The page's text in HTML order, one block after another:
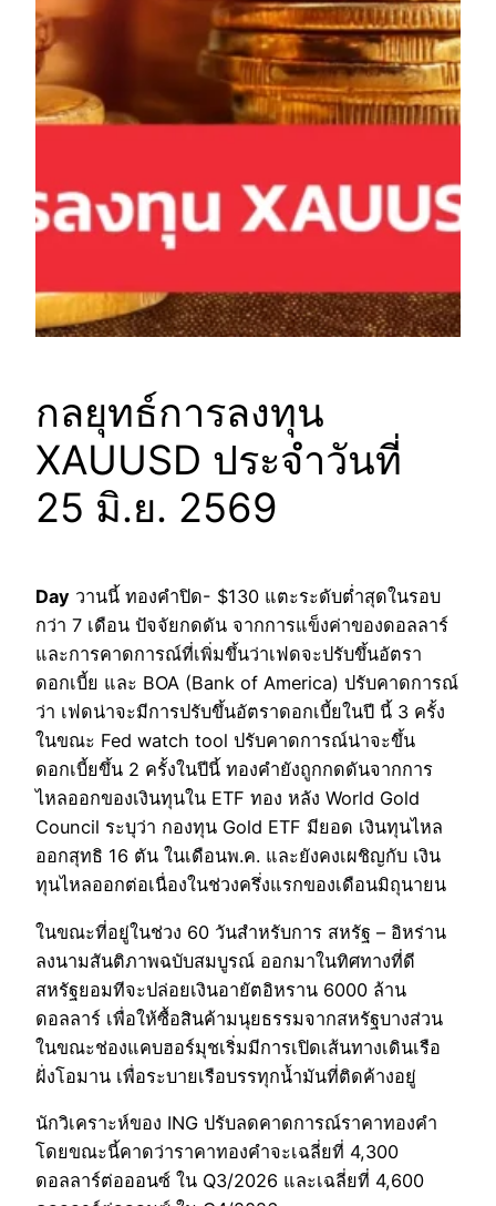
กลยุทธ์การลงทุน
XAUUSD ประจำวันที่
25 มิ.ย. 2569
Day วานนี้ ทองคำปิด- $130 แตะระดับต่ำสุดในรอบ
กว่า 7 เดือน ปัจจัยกดดัน จากการแข็งค่าของดอลลาร์
และการคาดการณ์ที่เพิ่มขึ้นว่าเฟดจะปรับขึ้นอัตรา
ดอกเบี้ย และ BOA (Bank of America) ปรับคาดการณ์
ว่า เฟดน่าจะมีการปรับขึ้นอัตราดอกเบี้ยในปี นี้ 3 ครั้ง
ในขณะ Fed watch tool ปรับคาดการณ์น่าจะขึ้น
ดอกเบี้ยขึ้น 2 ครั้งในปีนี้ ทองคำยังถูกกดดันจากการ
ไหลออกของเงินทุนใน ETF ทอง หลัง World Gold
Council ระบุว่า กองทุน Gold ETF มียอด เงินทุนไหล
ออกสุทธิ 16 ตัน ในเดือนพ.ค. และยังคงเผชิญกับ เงิน
ทุนไหลออกต่อเนื่องในช่วงครึ่งแรกของเดือนมิถุนายน
ในขณะที่อยู่ในช่วง 60 วันสำหรับการ สหรัฐ – อิหร่าน
ลงนามสันติภาพฉบับสมบูรณ์ ออกมาในทิศทางที่ดี
สหรัฐยอมทีจะปล่อยเงินอายัตอิหราน 6000 ล้าน
ดอลลาร์ เพื่อให้ซื้อสินค้ามนุยธรรมจากสหรัฐบางส่วน
ในขณะช่องแคบฮอร์มุชเริ่มมีการเปิดเส้นทางเดินเรือ
ฝั่งโอมาน เพื่อระบายเรือบรรทุกน้ำมันที่ติดค้างอยู่
นักวิเคราะห์ของ ING ปรับลดคาดการณ์ราคาทองคำ
โดยขณะนี้คาดว่าราคาทองคำจะเฉลี่ยที่ 4,300
ดอลลาร์ต่อออนซ์ ใน Q3/2026 และเฉลี่ยที่ 4,600